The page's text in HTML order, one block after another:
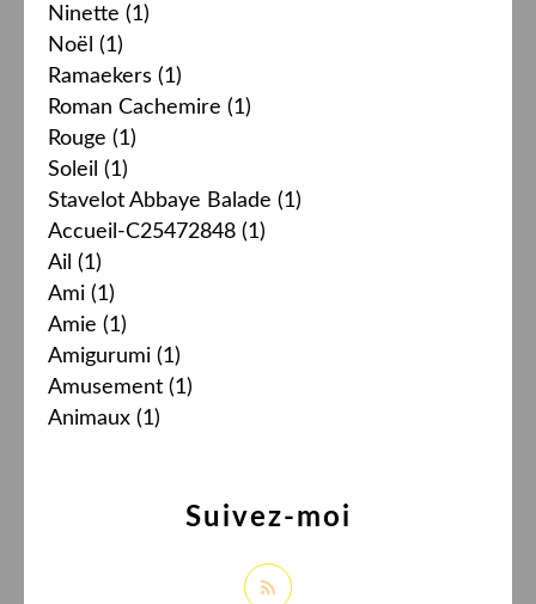
Ninette (1)
Noël (1)
Ramaekers (1)
Roman Cachemire (1)
Rouge (1)
Soleil (1)
Stavelot Abbaye Balade (1)
Accueil-C25472848 (1)
Ail (1)
Ami (1)
Amie (1)
Amigurumi (1)
Amusement (1)
Animaux (1)
Suivez-moi